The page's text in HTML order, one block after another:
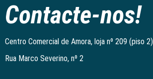
Contacte-nos!
Centro Comercial de Amora, loja nº 209 (piso 2)
Rua Marco Severino, nº 2